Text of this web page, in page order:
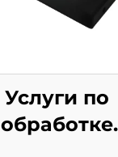
Услуги по
обработке